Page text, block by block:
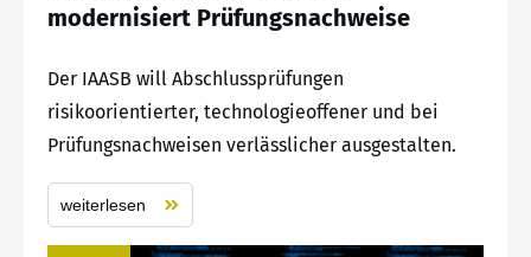
modernisiert Prüfungsnachweise
Der IAASB will Abschlussprüfungen
risikoorientierter, technologieoffener und bei
Prüfungsnachweisen verlässlicher ausgestalten.
weiterlesen